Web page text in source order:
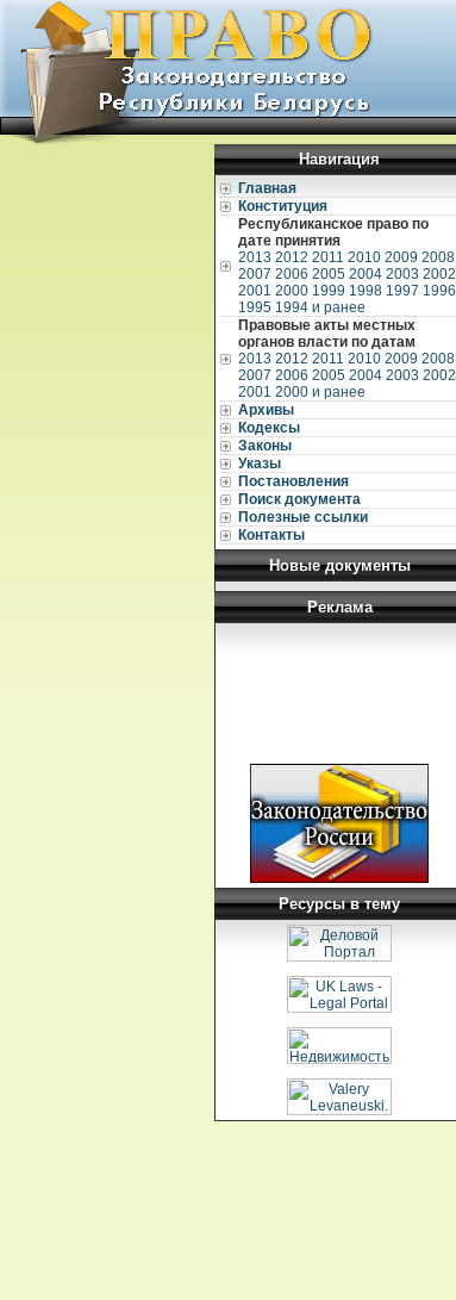
Навигация
Главная
Конституция
Республиканское право по
дате принятия
2013 2012 2011 2010 2009 2008
2007 2006 2005 2004 2003 2002
2001 2000 1999 1998 1997 1996
1995 1994 и ранее
Правовые акты местных
органов власти по датам
2013 2012 2011 2010 2009 2008
2007 2006 2005 2004 2003 2002
2001 2000 и ранее
Архивы
Кодексы
Законы
Указы
Постановления
Поиск документа
Полезные ссылки
Контакты
Новые документы
Реклама
Ресурсы в тему